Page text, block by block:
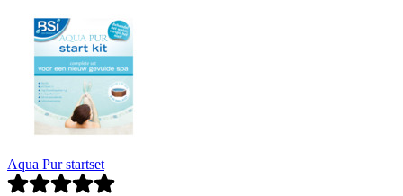
Aqua Pur startset